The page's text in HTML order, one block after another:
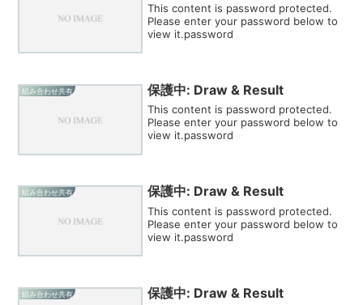
This content is password protected.
Please enter your password below to
view it.password
組み合わせ共有 保護中: Draw & Result
This content is password protected.
Please enter your password below to
view it.password
組み合わせ共有 保護中: Draw & Result
This content is password protected.
Please enter your password below to
view it.password
組み合わせ共有 保護中: Draw & Result